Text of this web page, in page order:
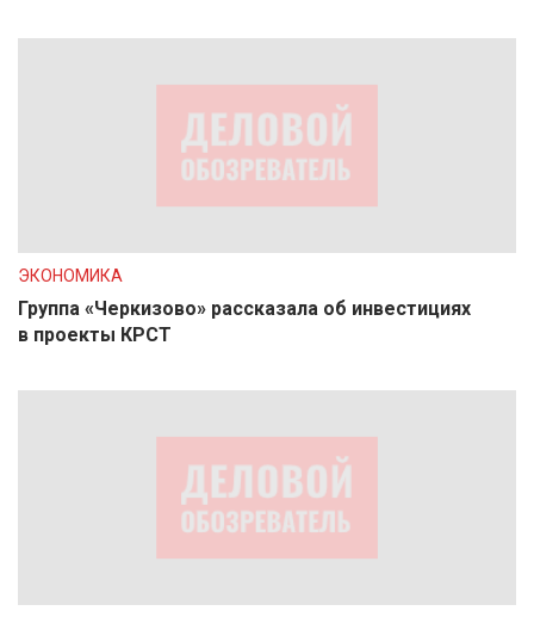
ЭКОНОМИКА
Группа «Черкизово» рассказала об инвестициях
в проекты КРСТ